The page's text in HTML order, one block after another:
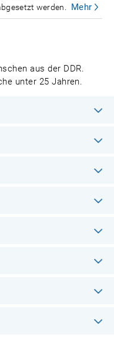
werden.
Mehr
aus der DDR.
unter 25 Jahren.